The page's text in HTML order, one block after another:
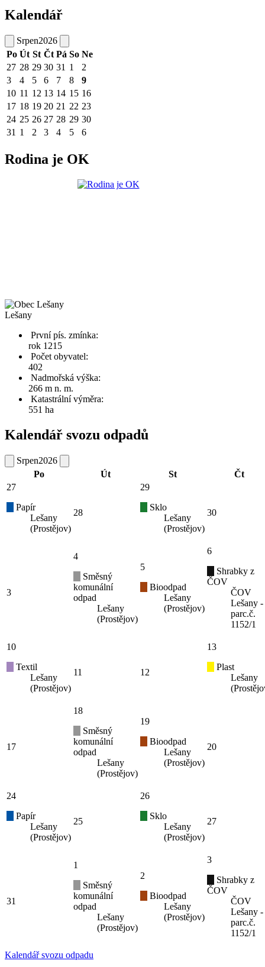
Kalendář
Srpen2026
Po Út St Čt Pá So Ne
27 28 29 30 31 1
2
3
4 5 6 7 8
9
10 11 12 13 14 15 16
17 18 19 20 21 22 23
24 25 26 27 28 29 30
31 1 2 3 4 5 6
Rodina je OK
Lešany
První pís. zmínka:
rok 1215
Počet obyvatel:
402
Nadmořská výška:
266 m n. m.
Katastrální výměra:
551 ha
Kalendář svozu odpadů
Srpen2026
Po
Út St
Čt
27
Papír
Lešany
(Prostějov)
28
29
Sklo
Lešany
(Prostějov)
30
3
4
Směsný
komunální
odpad
Lešany
(Prostějov)
5
Bioodpad
Lešany
(Prostějov)
6
Shrabky z
ČOV
ČOV
Lešany -
parc.č.
1152/1
10
Textil
Lešany
(Prostějov)
11 12
13
Plast
Lešany
17
18
Směsný
komunální
odpad
Lešany
(Prostějov)
19
Bioodpad
Lešany
(Prostějov)
20
24
Papír
Lešany
(Prostějov)
25
26
Sklo
Lešany
(Prostějov)
27
31
1
Směsný
komunální
odpad
Lešany
(Prostějov)
2
Bioodpad
Lešany
(Prostějov)
3
Shrabky z
ČOV
ČOV
Lešany -
parc.č.
1152/1
Kalendář svozu odpadu